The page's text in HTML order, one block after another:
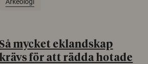
Så mycket eklandskap
för att rädda hotade